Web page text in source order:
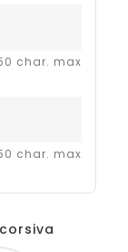
char. max
char. max
corsiva